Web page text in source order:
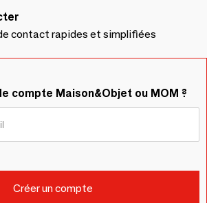
contact rapides et simplifiées
compte Maison&Objet ou MOM ?